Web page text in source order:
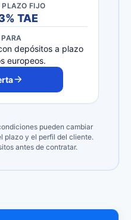
PLAZO FIJO
TAE
depósitos a plazo
europeos.
pueden cambiar
plazo y el perfil del cliente.
antes de contratar.